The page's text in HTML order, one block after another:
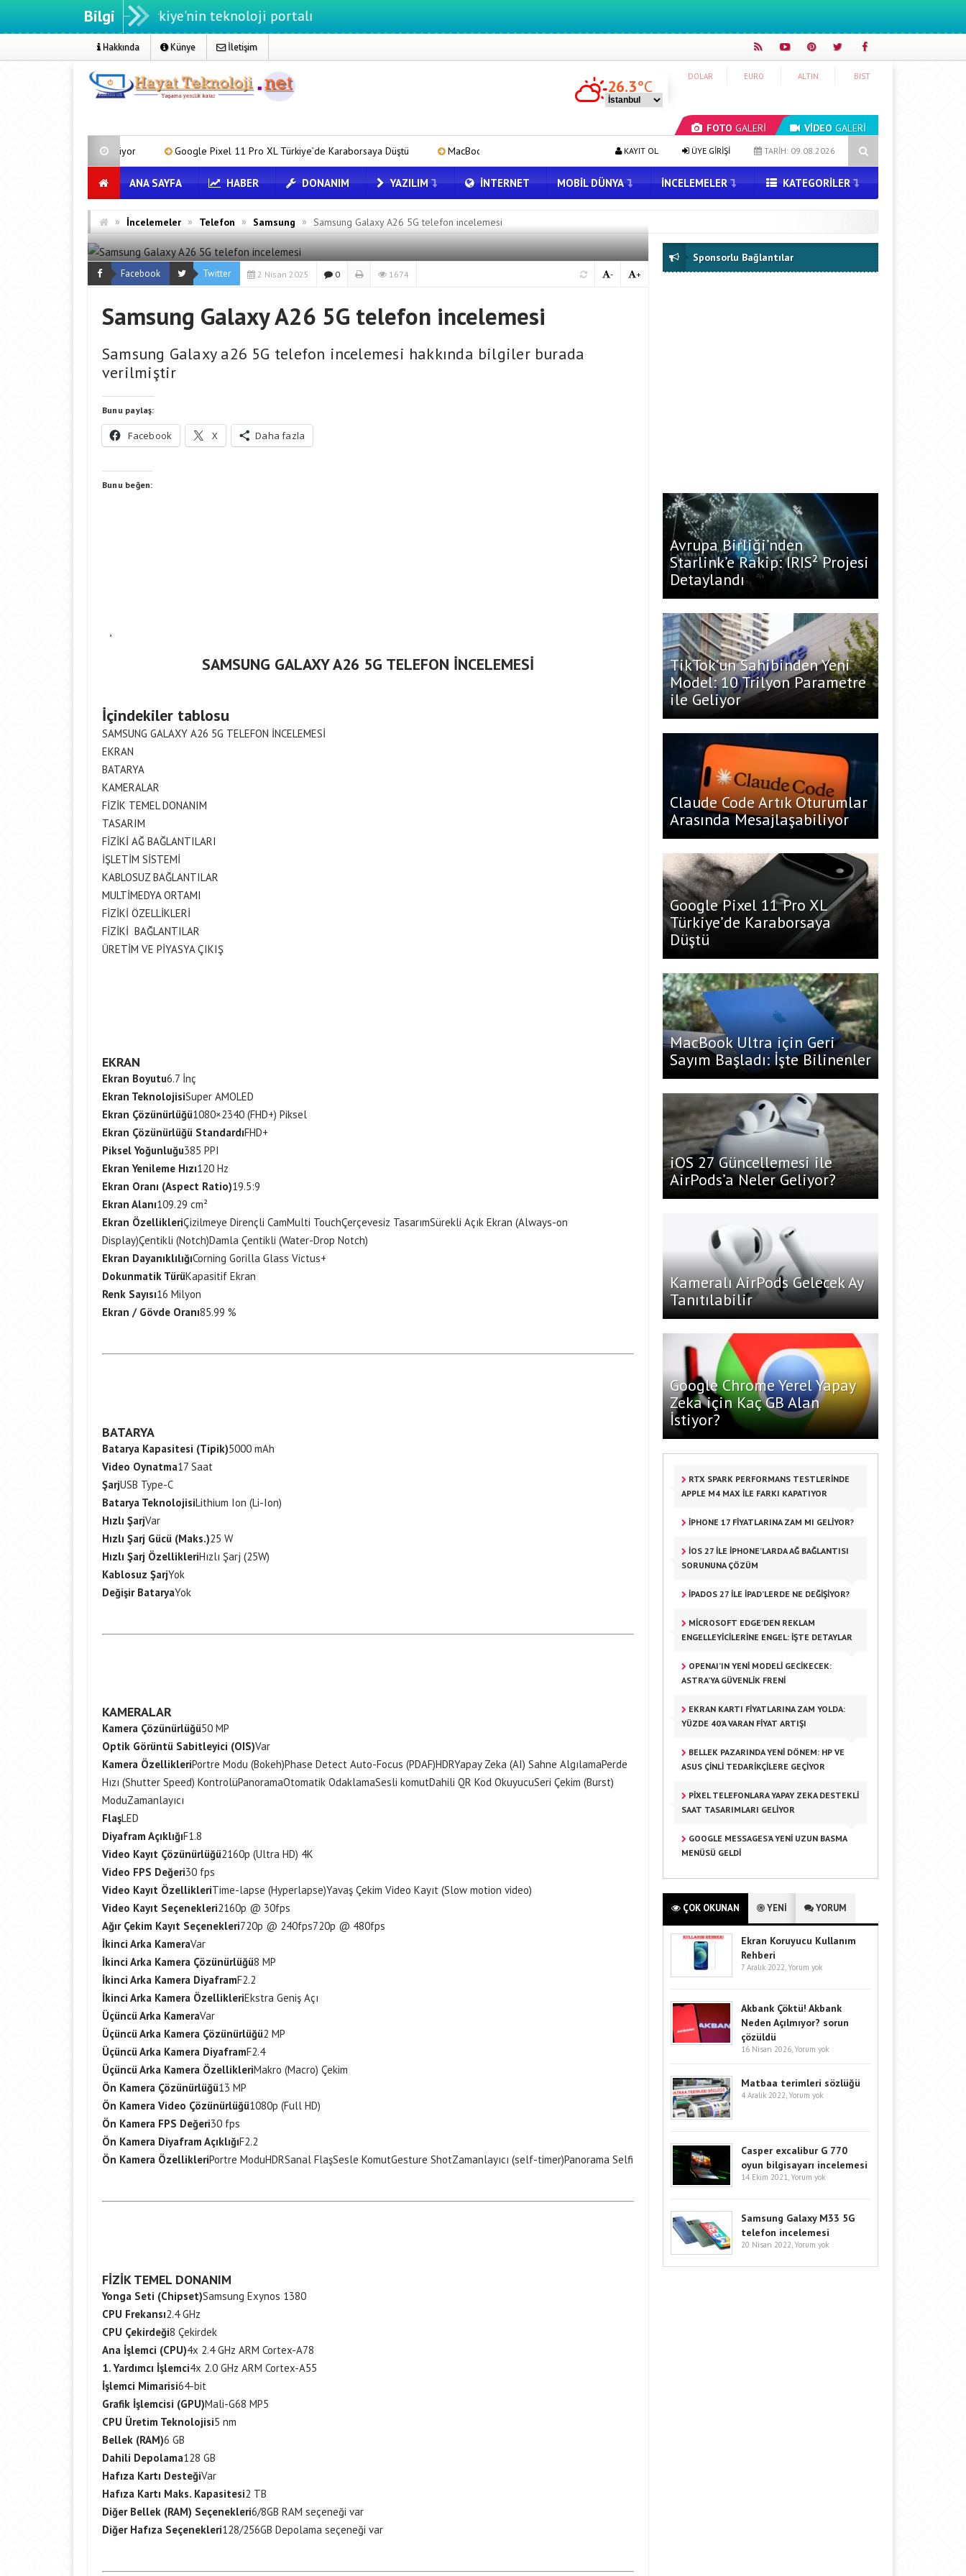
Bilgi
- Türkiye'nin teknoloji portalı
Hakkında Künye İletişim
FOTO GALERİ VİDEO GALERİ
DOLAR EURO ALTIN BIST
26.3°C
Google Pixel 11 Pro XL Türkiye’de Karaborsaya Düştü MacBook Ultra için Geri Sayım Başladı: İşte Bilinenler iOS 27 Güncellemesi ile AirPods’a Neler Geliyor?
TARİH: 09.08.2026
ÜYE GİRİŞİ
KAYIT OL
ANA SAYFA HABER DONANIM YAZILIM İNTERNET MOBIL DÜNYA İNCELEMELER KATEGORILER
» İncelemeler » Telefon » Samsung » Samsung Galaxy A26 5G telefon incelemesi
Facebook Twitter 2 Nisan 2025 0 1674 +
-
Samsung Galaxy A26 5G telefon incelemesi
Samsung Galaxy a26 5G telefon incelemesi hakkında bilgiler burada
verilmiştir
Bunu paylaş:
Facebook X Daha fazla
Bunu beğen:
,
SAMSUNG GALAXY A26 5G TELEFON İNCELEMESİ
İçindekiler tablosu
SAMSUNG GALAXY A26 5G TELEFON İNCELEMESİ
EKRAN
BATARYA
KAMERALAR
FİZİK TEMEL DONANIM
TASARIM
FİZİKİ AĞ BAĞLANTILARI
İŞLETİM SİSTEMİ
KABLOSUZ BAĞLANTILAR
MULTİMEDYA ORTAMI
FİZİKİ ÖZELLİKLERİ
FİZİKİ BAĞLANTILAR
ÜRETİM VE PİYASYA ÇIKIŞ
EKRAN
Ekran Boyutu6.7 İnç
Ekran TeknolojisiSuper AMOLED
Ekran Çözünürlüğü1080×2340 (FHD+) Piksel
Ekran Çözünürlüğü StandardıFHD+
Piksel Yoğunluğu385 PPI
Ekran Yenileme Hızı120 Hz
Ekran Oranı (Aspect Ratio)19.5:9
Ekran Alanı109.29 cm²
Ekran ÖzellikleriÇizilmeye Dirençli CamMulti TouchÇerçevesiz TasarımSürekli Açık Ekran (Always-on
Display)Çentikli (Notch)Damla Çentikli (Water-Drop Notch)
Ekran DayanıklılığıCorning Gorilla Glass Victus+
Dokunmatik TürüKapasitif Ekran
Renk Sayısı16 Milyon
Ekran / Gövde Oranı85.99 %
BATARYA
Batarya Kapasitesi (Tipik)5000 mAh
Video Oynatma17 Saat
ŞarjUSB Type-C
Batarya TeknolojisiLithium Ion (Li-Ion)
Hızlı ŞarjVar
Hızlı Şarj Gücü (Maks.)25 W
Hızlı Şarj ÖzellikleriHızlı Şarj (25W)
Kablosuz ŞarjYok
Değişir BataryaYok
KAMERALAR
Kamera Çözünürlüğü50 MP
Optik Görüntü Sabitleyici (OIS)Var
Kamera ÖzellikleriPortre Modu (Bokeh)Phase Detect Auto-Focus (PDAF)HDRYapay Zeka (AI) Sahne AlgılamaPerde
Hızı (Shutter Speed) KontrolüPanoramaOtomatik OdaklamaSesli komutDahili QR Kod OkuyucuSeri Çekim (Burst)
ModuZamanlayıcı
FlaşLED
Diyafram AçıklığıF1.8
Video Kayıt Çözünürlüğü2160p (Ultra HD) 4K
Video FPS Değeri30 fps
Video Kayıt ÖzellikleriTime-lapse (Hyperlapse)Yavaş Çekim Video Kayıt (Slow motion video)
Video Kayıt Seçenekleri2160p @ 30fps
Ağır Çekim Kayıt Seçenekleri720p @ 240fps720p @ 480fps
İkinci Arka KameraVar
İkinci Arka Kamera Çözünürlüğü8 MP
İkinci Arka Kamera DiyaframF2.2
İkinci Arka Kamera ÖzellikleriEkstra Geniş Açı
Üçüncü Arka KameraVar
Üçüncü Arka Kamera Çözünürlüğü2 MP
Üçüncü Arka Kamera DiyaframF2.4
Üçüncü Arka Kamera ÖzellikleriMakro (Macro) Çekim
Ön Kamera Çözünürlüğü13 MP
Ön Kamera Video Çözünürlüğü1080p (Full HD)
Ön Kamera FPS Değeri30 fps
Ön Kamera Diyafram AçıklığıF2.2
Ön Kamera ÖzellikleriPortre ModuHDRSanal FlaşSesle KomutGesture ShotZamanlayıcı (self-timer)Panorama Selfi
FİZİK TEMEL DONANIM
Yonga Seti (Chipset)Samsung Exynos 1380
CPU Frekansı2.4 GHz
CPU Çekirdeği8 Çekirdek
Ana İşlemci (CPU)4x 2.4 GHz ARM Cortex-A78
1. Yardımcı İşlemci4x 2.0 GHz ARM Cortex-A55
İşlemci Mimarisi64-bit
Grafik İşlemcisi (GPU)Mali-G68 MP5
CPU Üretim Teknolojisi5 nm
Bellek (RAM)6 GB
Dahili Depolama128 GB
Hafıza Kartı DesteğiVar
Hafıza Kartı Maks. Kapasitesi2 TB
Diğer Bellek (RAM) Seçenekleri6/8GB RAM seçeneği var
Diğer Hafıza Seçenekleri128/256GB Depolama seçeneği var
Sponsorlu Bağlantılar
Avrupa Birliği’nden
Starlink’e Rakip: IRIS² Projesi
Detaylandı
TikTok’un Sahibinden Yeni
Model: 10 Trilyon Parametre
ile Geliyor
Claude Code Artık Oturumlar
Arasında Mesajlaşabiliyor
Google Pixel 11 Pro XL
Türkiye’de Karaborsaya
Düştü
MacBook Ultra için Geri
Sayım Başladı: İşte Bilinenler
iOS 27 Güncellemesi ile
AirPods’a Neler Geliyor?
Kameralı AirPods Gelecek Ay
Tanıtılabilir
Google Chrome Yerel Yapay
Zeka için Kaç GB Alan
İstiyor?
RTX SPARK PERFORMANS TESTLERINDE
APPLE M4 MAX ILE FARKI KAPATIYOR
IPHONE 17 FIYATLARINA ZAM MI GELIYOR?
IOS 27 ILE IPHONE’LARDA AĞ BAĞLANTISI
SORUNUNA ÇÖZÜM
IPADOS 27 ILE IPAD’LERDE NE DEĞIŞIYOR?
MICROSOFT EDGE’DEN REKLAM
ENGELLEYICILERINE ENGEL: İŞTE DETAYLAR
OPENAI’IN YENI MODELI GECIKECEK:
ASTRA’YA GÜVENLIK FRENI
EKRAN KARTI FIYATLARINA ZAM YOLDA:
YÜZDE 40’A VARAN FIYAT ARTIŞI
BELLEK PAZARINDA YENI DÖNEM: HP VE
ASUS ÇINLI TEDARIKÇILERE GEÇIYOR
PIXEL TELEFONLARA YAPAY ZEKA DESTEKLI
SAAT TASARIMLARI GELIYOR
GOOGLE MESSAGES’A YENI UZUN BASMA
MENÜSÜ GELDI
ÇOK OKUNAN YENİ YORUM
Ekran Koruyucu Kullanım
Rehberi
7 Aralık 2022, Yorum yok
Akbank Çöktü! Akbank
Neden Açılmıyor? sorun
çözüldü
16 Nisan 2026, Yorum yok
Matbaa terimleri sözlüğü
4 Aralık 2022, Yorum yok
Casper excalibur G 770
oyun bilgisayarı incelemesi
14 Ekim 2021, Yorum yok
Samsung Galaxy M33 5G
telefon incelemesi
20 Nisan 2022, Yorum yok